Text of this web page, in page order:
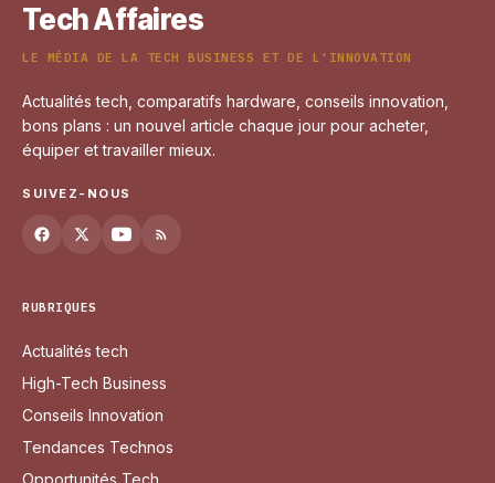
Tech Affaires
LE MÉDIA DE LA TECH BUSINESS ET DE L'INNOVATION
Actualités tech, comparatifs hardware, conseils innovation,
bons plans : un nouvel article chaque jour pour acheter,
équiper et travailler mieux.
SUIVEZ-NOUS
RUBRIQUES
Actualités tech
High-Tech Business
Conseils Innovation
Tendances Technos
Opportunités Tech